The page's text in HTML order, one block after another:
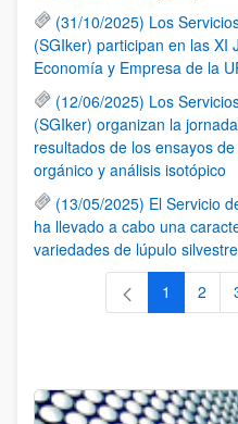
(31/10/2025) Los
(SGIker) participan en las XI
Economía y Empresa de la
(12/06/2025) Los
(SGIker) organizan la
resultados de los ensayos
orgánico y análisis isotópico
(13/05/2025) El Servicio
ha llevado a cabo una
variedades de lúpulo silvestre
Página
1 2